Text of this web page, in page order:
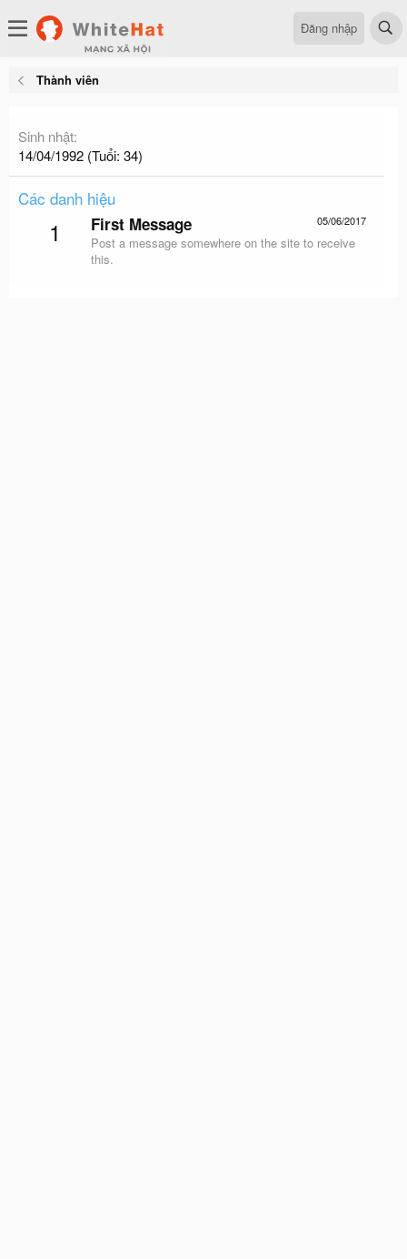
Đăng nhập
Thành viên
Sinh nhật
14/04/1992 (Tuổi: 34)
Các danh hiệu
1 05/06/2017
First Message
Post a message somewhere on the site to receive
this.